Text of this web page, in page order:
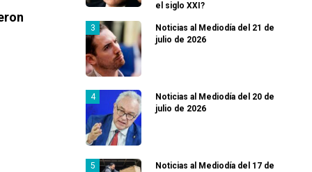
el siglo XXI?
Noticias al Mediodía del 21 de
julio de 2026
Noticias al Mediodía del 20 de
julio de 2026
Noticias al Mediodía del 17 de